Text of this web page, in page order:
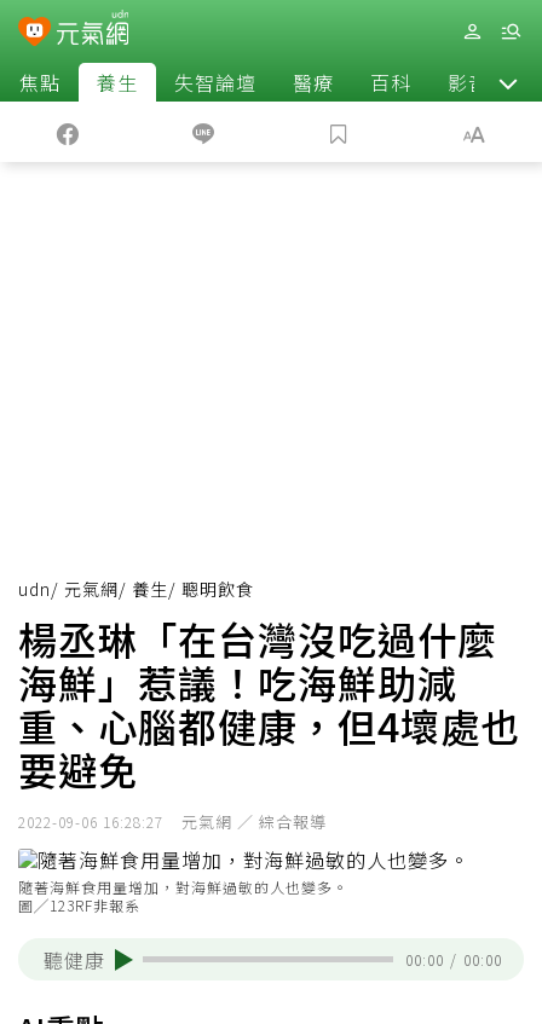
焦點 養生 失智論壇 醫療 百科 影音
udn/ 元氣網/ 養生/ 聰明飲食
楊丞琳「在台灣沒吃過什麼
海鮮」惹議！吃海鮮助減
重、心腦都健康，但4壞處也
要避免
2022-09-06 16:28:27 元氣網 ／ 綜合報導
隨著海鮮食用量增加，對海鮮過敏的人也變多。
圖╱123RF非報系
聽健康 00:00 / 00:00